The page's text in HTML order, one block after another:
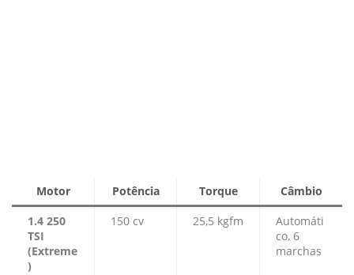
Motor Potência Torque
Câmbio
1.4 250
TSI
(Extreme
)
150 cv 25,5 kgfm
Automáti
co, 6
marchas